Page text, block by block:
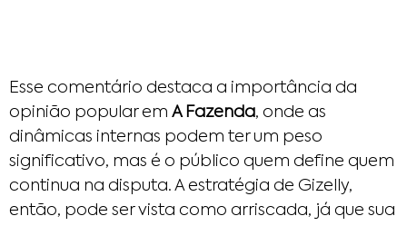
Esse comentário destaca a importância da
opinião popular em A Fazenda, onde as
dinâmicas internas podem ter um peso
significativo, mas é o público quem define quem
continua na disputa. A estratégia de Gizelly,
então, pode ser vista como arriscada, já que sua